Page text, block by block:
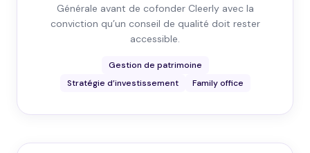
Générale avant de cofonder Cleerly avec la
conviction qu’un conseil de qualité doit rester
accessible.
Gestion de patrimoine
Stratégie d’investissement
Family office